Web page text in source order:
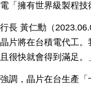
「擁有世界級製程技
長 黃仁勳（
片將在台積電代工
很快就會得到滿足。
調，晶片在台生產「